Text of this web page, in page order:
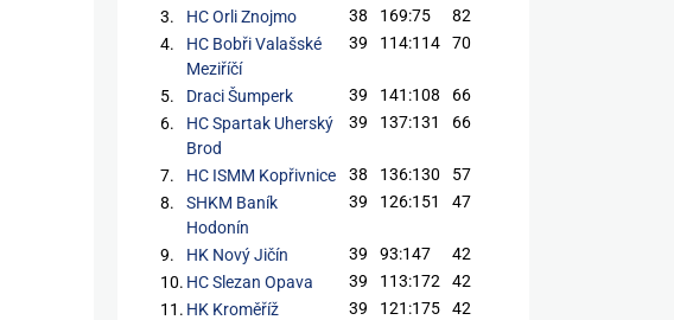
3. HC Orli Znojmo 38 169:75
82
4.
HC Bobři Valašské
Meziříčí
39 114:114 70
5. Draci Šumperk 39 141:108
66
6.
HC Spartak Uherský
Brod
39 137:131 66
7. HC ISMM Kopřivnice 38 136:130
57
8.
SHKM Baník
Hodonín
39 126:151 47
9. HK Nový Jičín 39 93:147
42
10. HC Slezan Opava 39 113:172
42
11. HK Kroměříž 39 121:175
42